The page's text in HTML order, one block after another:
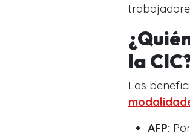
la
Los
AFP: